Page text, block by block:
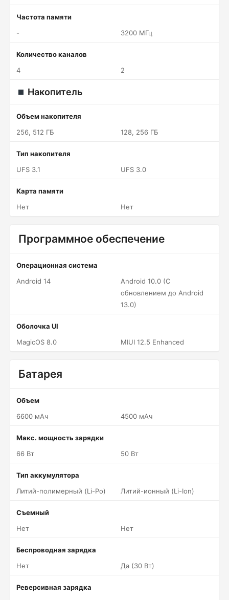
Частота памяти
-
3200 МГц
Количество каналов
4
2
Накопитель
Объем накопителя
256, 512 ГБ
128, 256 ГБ
Тип накопителя
UFS 3.1
UFS 3.0
Карта памяти
Нет
Нет
Программное обеспечение
Операционная система
Android 14
Android 10.0 (С
обновлением до Android
13.0)
Оболочка UI
MagicOS 8.0
MIUI 12.5 Enhanced
Батарея
Объем
6600 мАч
4500 мАч
Макс. мощность зарядки
66 Вт
50 Вт
Тип аккумулятора
Литий-полимерный (Li-Po)
Литий-ионный (Li-Ion)
Съемный
Нет
Нет
Беспроводная зарядка
Нет
Да (30 Вт)
Реверсивная зарядка